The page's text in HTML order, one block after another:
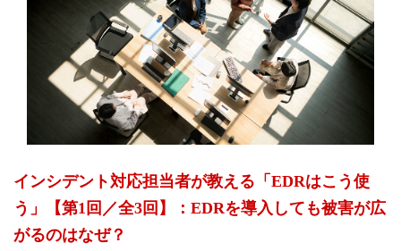
インシデント対応担当者が教える「EDRはこう使
う」【第1回／全3回】：EDRを導入しても被害が広
がるのはなぜ？